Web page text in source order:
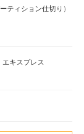
ティション仕切り）
エキスプレス